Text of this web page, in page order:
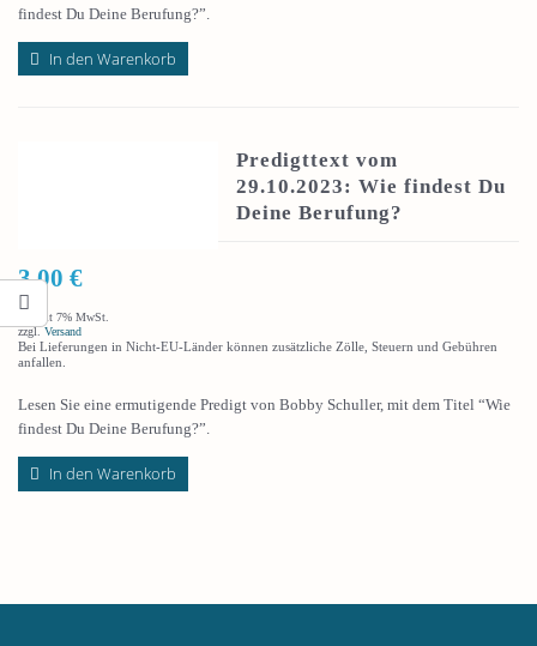
findest Du Deine Berufung?”.
In den Warenkorb
Predigttext vom
29.10.2023: Wie findest Du
Deine Berufung?
3,00 €
Enthält 7% MwSt.
zzgl.Versand
Bei Lieferungen in Nicht-EU-Länder können zusätzliche Zölle, Steuern und Gebühren
anfallen.
Lesen Sie eine ermutigende Predigt von Bobby Schuller, mit dem Titel “Wie
findest Du Deine Berufung?”.
In den Warenkorb